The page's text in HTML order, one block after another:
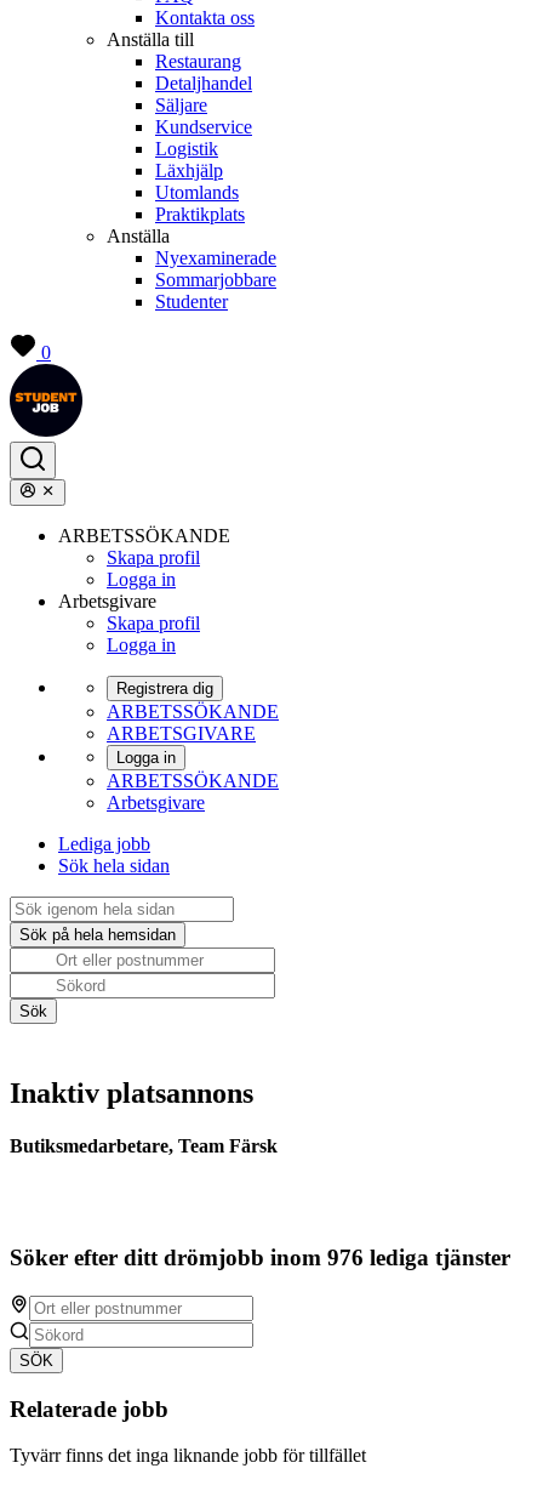
Kontakta oss
Anställa till
Restaurang
Detaljhandel
Säljare
Kundservice
Logistik
Läxhjälp
Utomlands
Praktikplats
Anställa
Nyexaminerade
Sommarjobbare
Studenter
0
ARBETSSÖKANDE
Skapa profil
Logga in
Arbetsgivare
Skapa profil
Logga in
Registrera dig
ARBETSSÖKANDE
ARBETSGIVARE
Logga in
ARBETSSÖKANDE
Arbetsgivare
Lediga jobb
Sök hela sidan
Inaktiv platsannons
Butiksmedarbetare, Team Färsk
Söker efter ditt drömjobb inom 976 lediga tjänster
SÖK
Relaterade jobb
Tyvärr finns det inga liknande jobb för tillfället